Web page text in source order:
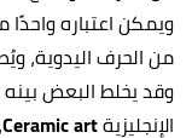
ويمكن اعتباره
من الحرف اليدوية،
وقد يخلط البعض
الإنجليزيةCeramic art